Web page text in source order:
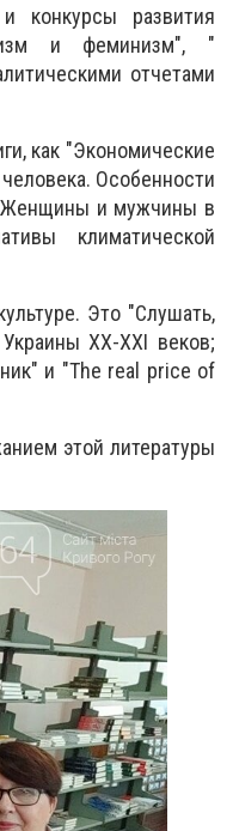
конкурсы развития
и феминизм", "
отчетами
как "Экономические
Особенности
"Женщины и мужчины в
климатической
Это "Слушать,
ХХ-ХХI веков;
и "The real price of
этой литературы